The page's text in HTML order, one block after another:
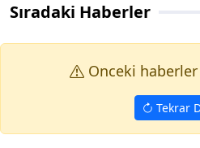
Sıradaki Haberler
Onceki
Tekrar